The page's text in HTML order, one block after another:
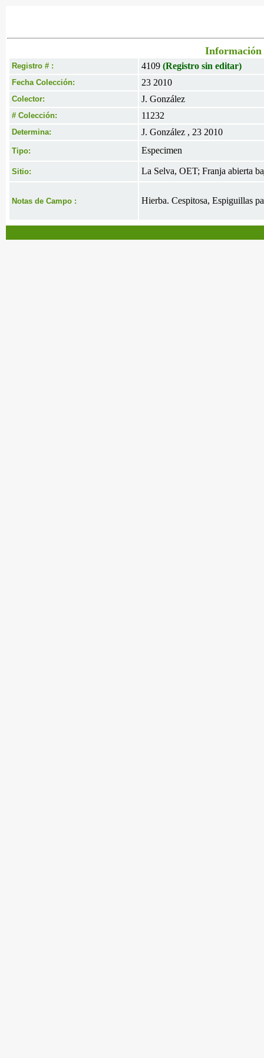
Información
Registro # : 4109 (Registro sin editar)
Fecha Colección: 23 2010
Colector: J. González
# Colección: 11232
Determina: J. González , 23 2010
Tipo: Especimen
Sitio: La Selva, OET; Franja abierta
Notas de Campo : Hierba. Cespitosa, Espiguillas